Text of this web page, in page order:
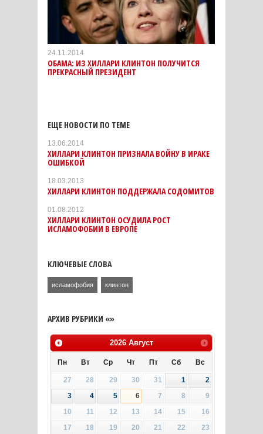
24.11.2014
ОБАМА: ИЗ ХИЛЛАРИ КЛИНТОН ПОЛУЧИТСЯ
ПРЕКРАСНЫЙ ПРЕЗИДЕНТ
ЕЩЕ НОВОСТИ ПО ТЕМЕ
13.06.2014
ХИЛЛАРИ КЛИНТОН ПРИЗНАЛА ВОЙНУ В ИРАКЕ
ОШИБКОЙ
18.03.2013
ХИЛЛАРИ КЛИНТОН ПОДДЕРЖАЛА СОДОМИТОВ
01.08.2012
ХИЛЛАРИ КЛИНТОН ОСУДИЛА РОСТ
ИСЛАМОФОБИИ В ЕВРОПЕ
КЛЮЧЕВЫЕ СЛОВА
исламофобия клинтон
АРХИВ РУБРИКИ «»
2026 Август
Пн Вт Ср Чт Пт Сб Вс
27 28 29 30 31 1
2
3
4 5 6 7 8
9
10
11 12 13 14 15
16
17
18 19 20 21 22
23